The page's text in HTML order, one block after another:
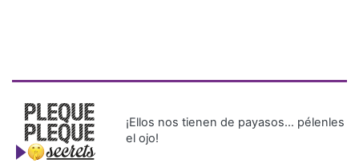
¡Ellos nos tienen de payasos… pélenles
el ojo!